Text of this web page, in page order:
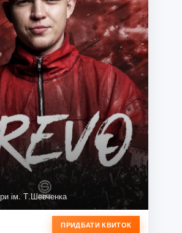
ім. Т.Шевченка
ПРИДБАТИ КВИТОК